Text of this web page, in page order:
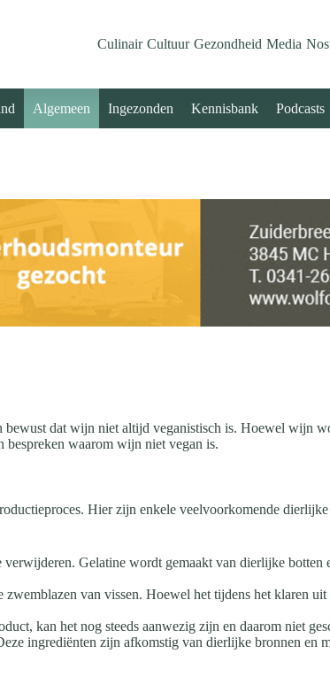
Culinair Cultuur Gezondheid Media
Algemeen Ingezonden Kennisbank Podcasts
dat wijn niet altijd veganistisch is. Hoewel wijn
waarom wijn niet vegan is.
Hier zijn enkele veelvoorkomende
Gelatine wordt gemaakt van dierlijke botten
van vissen. Hoewel het tijdens het klaren
kan het nog steeds aanwezig zijn en daarom niet
ingrediënten zijn afkomstig van dierlijke bronnen en